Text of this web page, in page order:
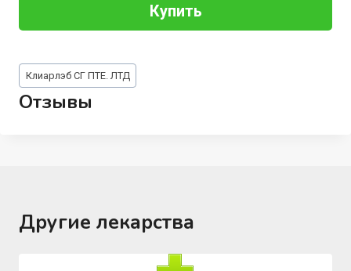
Купить
Метки
записи:
Клиарлэб СГ ПТЕ. ЛТД
Отзывы
Другие лекарства